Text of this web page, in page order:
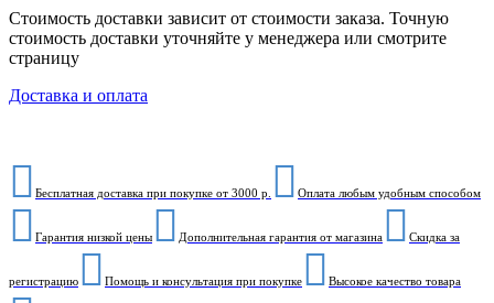
Стоимость доставки зависит от стоимости заказа. Точную
стоимость доставки уточняйте у менеджера или смотрите
страницу
Доставка и оплата
Бесплатная доставка при покупке от 3000 р. Оплата любым удобным способом
Гарантия низкой цены Дополнительная гарантия от магазина Скидка за
регистрацию Помощь и консультация при покупке Высокое качество товара